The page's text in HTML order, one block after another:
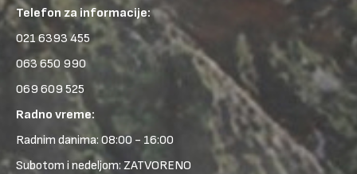
Telefon za informacije:
021 6393 455
063 650 990
069 609 525
Radno vreme:
Radnim danima: 08:00 - 16:00
Subotom i nedeljom: ZATVORENO